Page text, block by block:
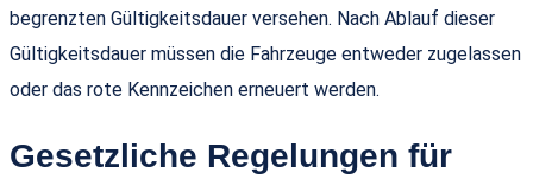
begrenzten Gültigkeitsdauer versehen. Nach Ablauf dieser
Gültigkeitsdauer müssen die Fahrzeuge entweder zugelassen
oder das rote Kennzeichen erneuert werden.
Gesetzliche Regelungen für